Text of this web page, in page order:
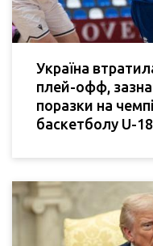
Україна
плей-офф,
поразки на
баскетболу U-